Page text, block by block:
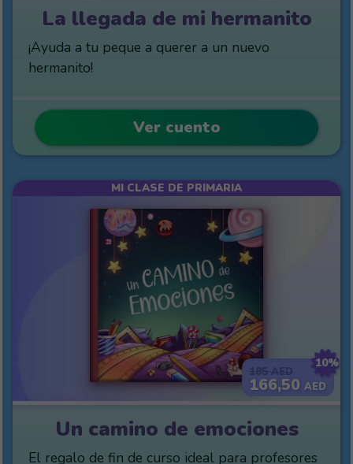
La llegada de mi hermanito
¡Ayuda a tu peque a querer a un nuevo
hermanito!
Ver cuento
10%
166,50AED
MI CLASE DE PRIMARIA
Un camino de emociones
El regalo de fin de curso ideal para profesores